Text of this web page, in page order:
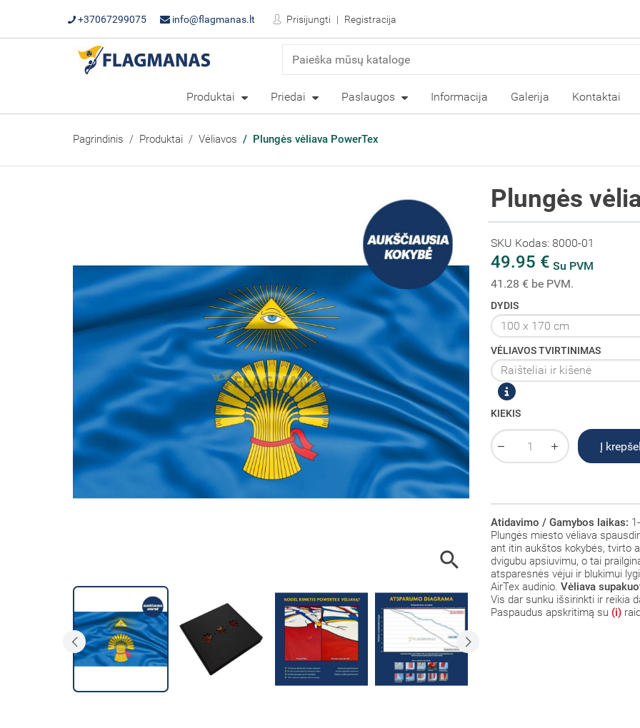
+37067299075 info@flagmanas.lt Prisijungti Registracija
Produktai Priedai Paslaugos Informacija Galerija Kontaktai
Pagrindinis Produktai Vėliavos Plungės vėliava PowerTex

Plungės
SKU Kodas: 8000-01
49.95 € Su PVM
41.28 € be PVM.
DYDIS
VĖLIAVOS TVIRTINIMAS
KIEKIS
Į
Atidavimo / Gamybos laikas:
Plungės miesto vėliava
ant itin aukštos kokybės, tvirto
dvigubu apsiuvimu, o tai
atsparesnės vėjui ir blukimui
AirTex audinio. Vėliava
Vis dar sunku išsirinkti ir reikia
Paspaudus apskritimą su (i)